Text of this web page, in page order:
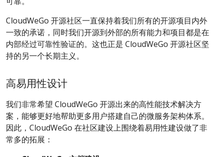
CloudWeGo 开源社区一直保持着我们所有的开源项目内外
一致的承诺，同时我们开源到外部的所有能力和项目都是在
内部经过可靠性验证的。这也正是 CloudWeGo 开源社区坚
持的另一个长期主义。
高易用性设计
我们非常希望 CloudWeGo 开源出来的高性能技术解决方
案，能够更好地帮助更多用户搭建自己的微服务架构体系。
因此，CloudWeGo 在社区建设上围绕着易用性建设做了非
常多的拓展：